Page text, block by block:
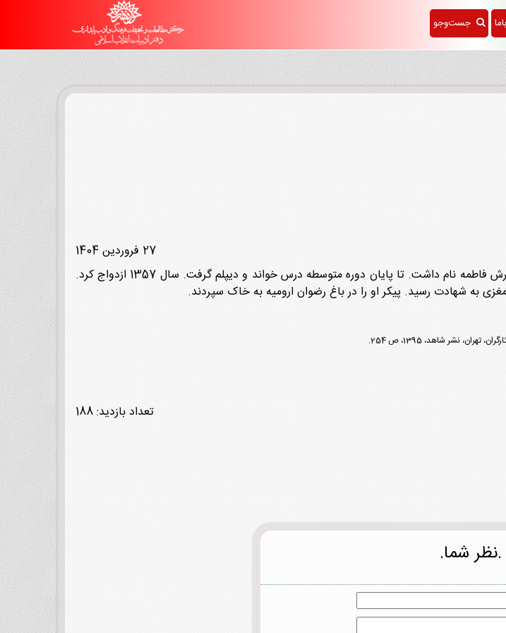
جست‌وجو
27 فروردین 1404
تیمور جعفری 10 تیر 1333 در ارومیه چشم به جهان گشود. پدرش مرادعلی و مادرش فاطمه نام داشت. تا پایان دوره متوسطه درس خواند و دیپلم گرفت. سال 1357 ازدواج کرد.
تعداد بازدید: 188
.نظر شما.